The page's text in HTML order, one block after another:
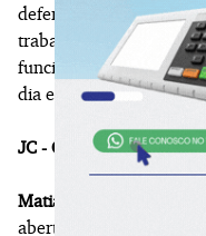
defender médicos
trabalham em
funcionários. Nosso
dia em defesa da classe
JC - Quais serão os
Matias -
Um dos focos
abertura indiscriminada